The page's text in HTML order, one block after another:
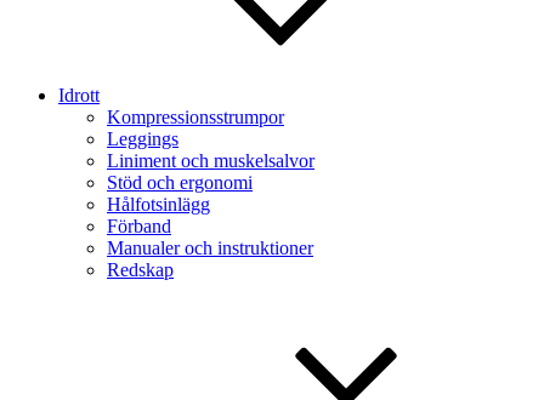
Idrott
Kompressionsstrumpor
Leggings
Liniment och muskelsalvor
Stöd och ergonomi
Hålfotsinlägg
Förband
Manualer och instruktioner
Redskap